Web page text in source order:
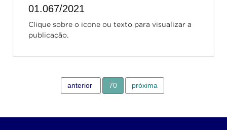
01.067/2021
Clique sobre o icone ou texto para visualizar a
publicação.
anterior 70 próxima